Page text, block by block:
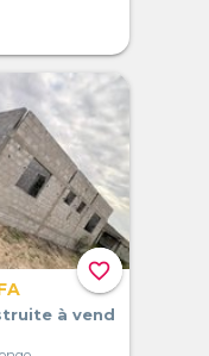
favorite_border
à vend